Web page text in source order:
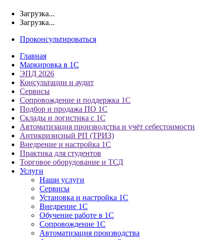
Загрузка...
Загрузка...
Проконсультироваться
Главная
Маркировка в 1С
ЭПД 2026
Консультации и аудит
Сервисы
Сопровождение и поддержка 1С
Подбор и продажа ПО 1С
Склады и логистика с 1С
Автоматизация производства и учёт себестоимости
Антикризисный РП (ТРИЗ)
Внедрение и настройка 1С
Практика для студентов
Торговое оборудование и ТСД
Услуги
Наши услуги
Сервисы
Установка и настройка 1С
Внедрение 1С
Обучение работе в 1С
Сопровождение 1С
Автоматизация производства